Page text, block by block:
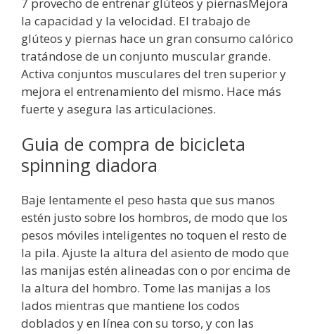
la capacidad y la velocidad. El trabajo de
glúteos y piernas hace un gran consumo calórico
tratándose de un conjunto muscular grande.
Activa conjuntos musculares del tren superior y
mejora el entrenamiento del mismo. Hace más
fuerte y asegura las articulaciones.
Guia de compra de bicicleta
spinning diadora
Baje lentamente el peso hasta que sus manos
estén justo sobre los hombros, de modo que los
pesos móviles inteligentes no toquen el resto de
la pila. Ajuste la altura del asiento de modo que
las manijas estén alineadas con o por encima de
la altura del hombro. Tome las manijas a los
lados mientras que mantiene los codos
doblados y en línea con su torso, y con las